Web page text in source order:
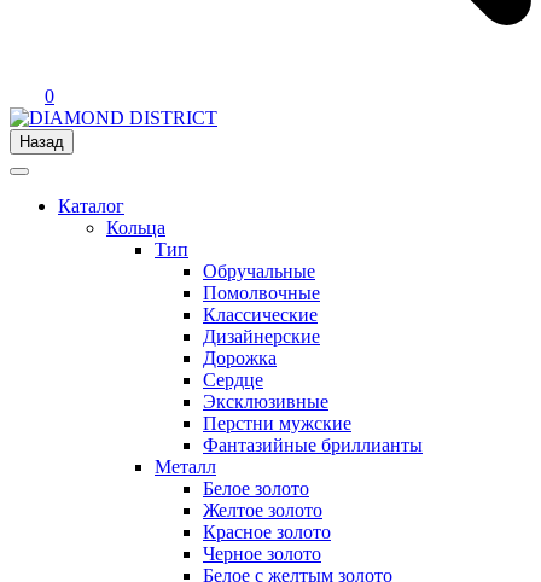
0
Назад
Каталог
Кольца
Тип
Обручальные
Помолвочные
Классические
Дизайнерские
Дорожка
Сердце
Эксклюзивные
Перстни мужские
Фантазийные бриллианты
Металл
Белое золото
Желтое золото
Красное золото
Черное золото
Белое с желтым золото